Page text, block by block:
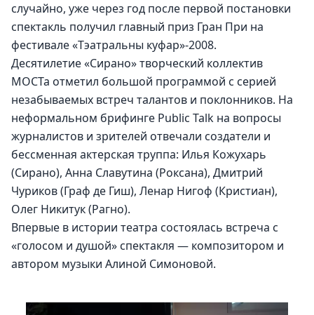
случайно, уже через год после первой постановки
спектакль получил главный приз Гран При на
фестивале «Тэатральны куфар»-2008.
Десятилетие «Сирано» творческий коллектив
МОСТа отметил большой программой с серией
незабываемых встреч талантов и поклонников. На
неформальном брифинге Public Talk на вопросы
журналистов и зрителей отвечали создатели и
бессменная актерская труппа: Илья Кожухарь
(Сирано), Анна Славутина (Роксана), Дмитрий
Чуриков (Граф де Гиш), Ленар Нигоф (Кристиан),
Олег Никитук (Рагно).
Впервые в истории театра состоялась встреча с
«голосом и душой» спектакля — композитором и
автором музыки Алиной Симоновой.